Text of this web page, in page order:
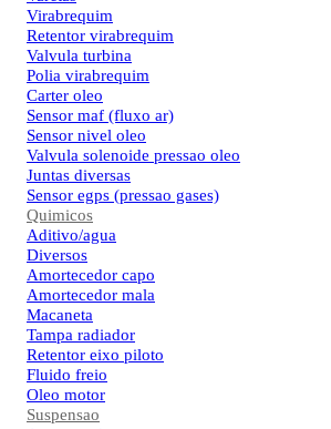
Virabrequim
Retentor virabrequim
Valvula turbina
Polia virabrequim
Carter oleo
Sensor maf (fluxo ar)
Sensor nivel oleo
Valvula solenoide pressao oleo
Juntas diversas
Sensor egps (pressao gases)
Quimicos
Aditivo/agua
Diversos
Amortecedor capo
Amortecedor mala
Macaneta
Tampa radiador
Retentor eixo piloto
Fluido freio
Oleo motor
Suspensao